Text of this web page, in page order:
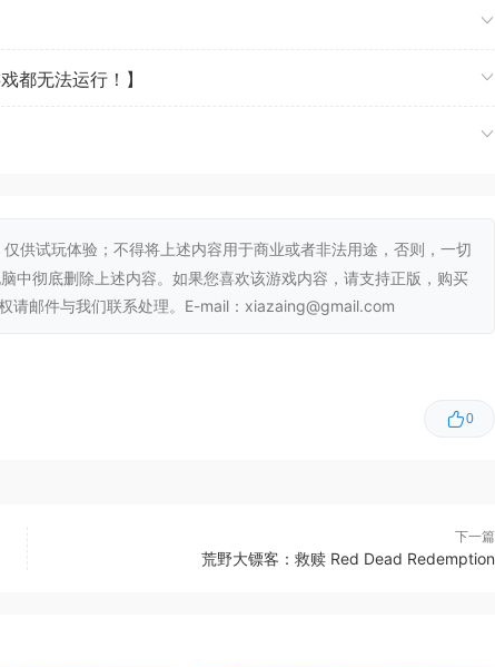
少女吃掉蛋糕吗？
去！
都无法运行！】
供试玩体验；不得将上述内容用于商业或者非法用途，否则，一切
中彻底删除上述内容。如果您喜欢该游戏内容，请支持正版，购买
请邮件与我们联系处理。E-mail：xiazaing@gmail.com
0
下一篇
荒野大镖客：救赎 Red Dead Redemption